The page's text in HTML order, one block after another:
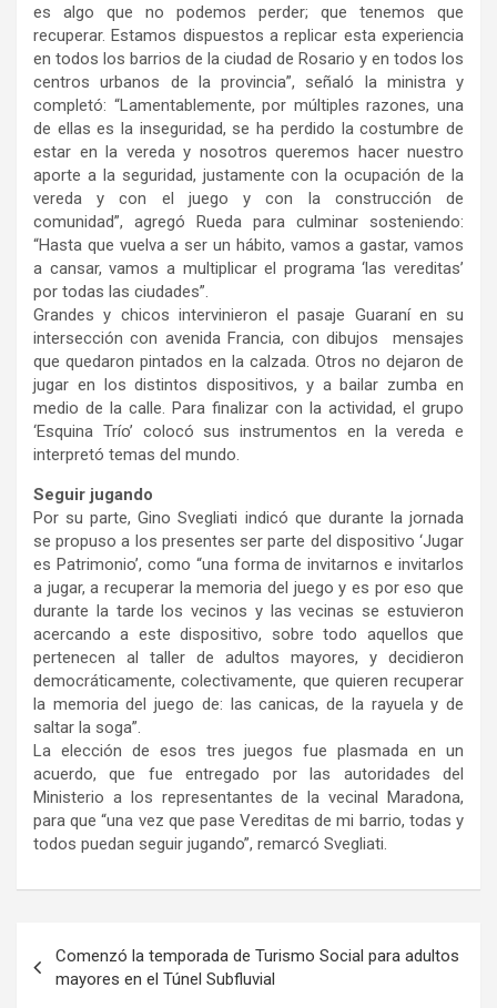
es algo que no podemos perder; que tenemos que
recuperar. Estamos dispuestos a replicar esta experiencia
en todos los barrios de la ciudad de Rosario y en todos los
centros urbanos de la provincia”, señaló la ministra y
completó: “Lamentablemente, por múltiples razones, una
de ellas es la inseguridad, se ha perdido la costumbre de
estar en la vereda y nosotros queremos hacer nuestro
aporte a la seguridad, justamente con la ocupación de la
vereda y con el juego y con la construcción de
comunidad”, agregó Rueda para culminar sosteniendo:
“Hasta que vuelva a ser un hábito, vamos a gastar, vamos
a cansar, vamos a multiplicar el programa ‘las vereditas’
por todas las ciudades”.
Grandes y chicos intervinieron el pasaje Guaraní en su
intersección con avenida Francia, con dibujos mensajes
que quedaron pintados en la calzada. Otros no dejaron de
jugar en los distintos dispositivos, y a bailar zumba en
medio de la calle. Para finalizar con la actividad, el grupo
‘Esquina Trío’ colocó sus instrumentos en la vereda e
interpretó temas del mundo.
Seguir jugando
Por su parte, Gino Svegliati indicó que durante la jornada
se propuso a los presentes ser parte del dispositivo ‘Jugar
es Patrimonio’, como “una forma de invitarnos e invitarlos
a jugar, a recuperar la memoria del juego y es por eso que
durante la tarde los vecinos y las vecinas se estuvieron
acercando a este dispositivo, sobre todo aquellos que
pertenecen al taller de adultos mayores, y decidieron
democráticamente, colectivamente, que quieren recuperar
la memoria del juego de: las canicas, de la rayuela y de
saltar la soga”.
La elección de esos tres juegos fue plasmada en un
acuerdo, que fue entregado por las autoridades del
Ministerio a los representantes de la vecinal Maradona,
para que “una vez que pase Vereditas de mi barrio, todas y
todos puedan seguir jugando”, remarcó Svegliati.
de
Comenzó la temporada de Turismo Social para adultos
mayores en el Túnel Subfluvial